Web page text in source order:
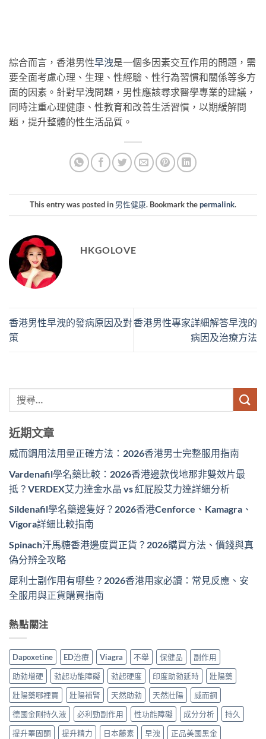
綜合而言，香港男性早洩是一個多因素交互作用的問題，需
要全面考慮心理、生理、性經驗、性行為習慣和關係等多方
面的因素。針對早洩問題，男性應該尋求醫學專業的建議，
同時注重心理健康、性教育和改善生活習慣，以期緩解問
題，提升整體的性生活品質。
This entry was posted in 男性健康. Bookmark thepermalink.
HKGOLOVE
香港男性早洩的發病原因及對
策
香港男性專家詳細解答早洩的
病因及治療方法
近期文章
威而鋼用法用量正確方法：2026香港男士完整服用指南
Vardenafil學名藥比較：2026香港邊款伐地那非雙效片最
抵？VERDEX艾力達金水晶 vs 紅屁股艾力達詳細分析
Sildenafil學名藥邊隻好？2026香港Cenforce、Kamagra、
Vigora詳細比較指南
Spinach汗馬糖香港邊度買正貨？2026購買方法、價錢與真
偽分辨全攻略
犀利士副作用有哪些？2026香港用家必讀：常見反應、安
全服用與正貨購買指南
熱點關注
Dapoxetine ED治療 Viagra 不舉 保健品
副作用
助勃增硬
勃起功能障礙 勃起硬度 印度助勃延時
壯陽藥
壯陽藥哪裡買
壯陽補腎 天然助勃 天然壯陽
威而鋼
德國金剛持久液
必利勁副作用 性功能障礙 成分分析
持久
提升睪固酮
提升精力 日本藤素 早洩 正品美國黑金